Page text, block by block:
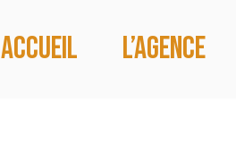
Accueil L’agence